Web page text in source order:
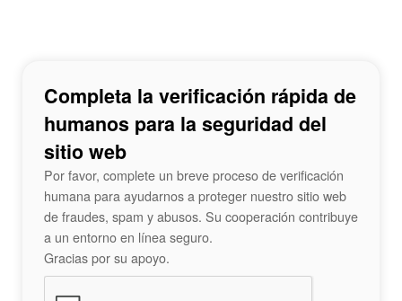
Completa la verificación rápida de
humanos para la seguridad del
sitio web
Por favor, complete un breve proceso de verificación
humana para ayudarnos a proteger nuestro sitio web
de fraudes, spam y abusos. Su cooperación contribuye
a un entorno en línea seguro.
Gracias por su apoyo.